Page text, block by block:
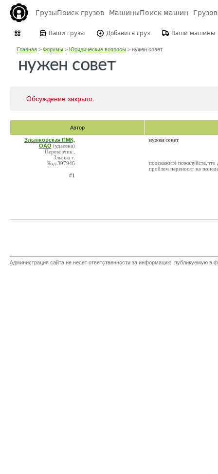
ГрузыПоиск грузов МашиныПоиск машин
Ваши грузы Добавить груз Ваши машины
Главная> Форумы> Юридические вопросы> нужен совет
нужен совет
Обсуждение закрыто.
Автор
Злынковская ПМК,
ОАО (удалена)
Перевозчик ,
Злынка г.
Код:397946
#1
нужен совет
подскажите пожалуйста,что
проблем переносят на
Администрация сайта не несет ответственности за информацию, публикуемую